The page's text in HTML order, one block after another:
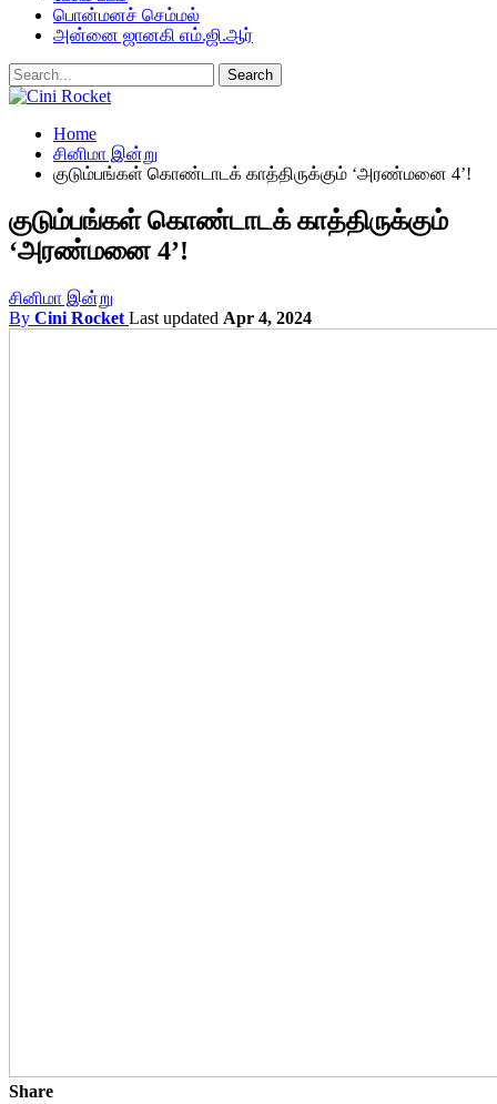
பொன்மனச் செம்மல்
அன்னை ஜானகி எம்.ஜி.ஆர்
Home
சினிமா இன்று
குடும்பங்கள் கொண்டாடக் காத்திருக்கும் ‘அரண்மனை 4’!
குடும்பங்கள் கொண்டாடக் காத்திருக்கும்
‘அரண்மனை 4’!
சினிமா இன்று
By Cini Rocket Last updated Apr 4, 2024
Share